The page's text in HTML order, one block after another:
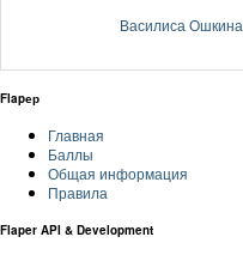
Василиса Ошкина
Flapер
Главная
Баллы
Общая информация
Правила
Flaper API & Development